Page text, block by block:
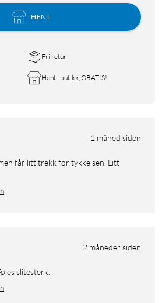
HENT
Fri retur
Hent i butikk, GRATIS!
1 måned siden
2 måneder siden
slitesterk.